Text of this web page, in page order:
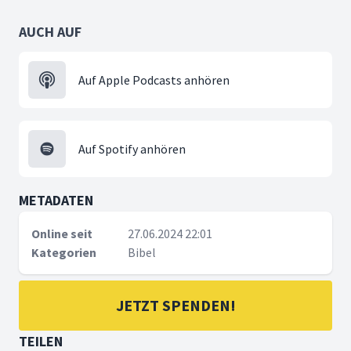
AUCH AUF
Auf Apple Podcasts anhören
Auf Spotify anhören
METADATEN
Online seit
27.06.2024 22:01
Kategorien
Bibel
JETZT SPENDEN!
TEILEN